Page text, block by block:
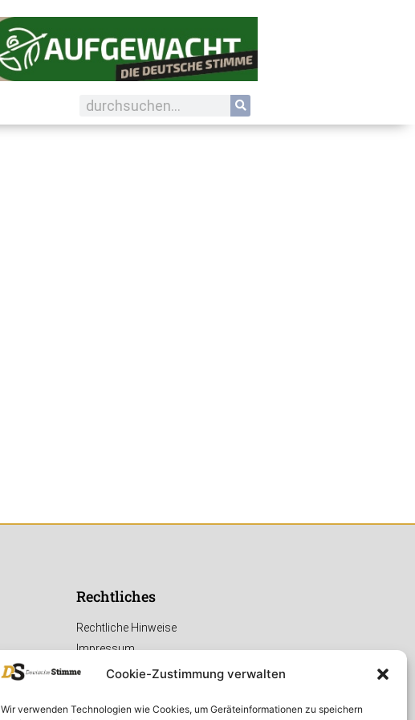
Cookie-Zustimmung verwalten
Wir verwenden Technologien wie Cookies, um Geräteinformationen zu speichern
Rechtliches
Rechtliche Hinweise
Impressum
Datenschutzerklärung